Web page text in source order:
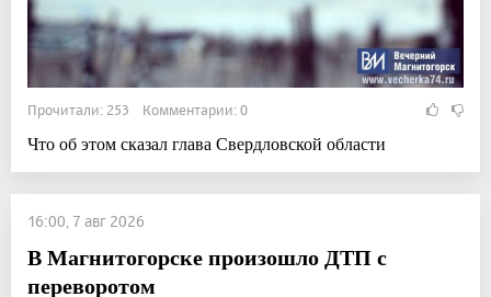
Прочитали: 253 Комментарии: 0
Что об этом сказал глава Свердловской области
16:00, 7 авг 2026
В Магнитогорске произошло ДТП с
переворотом